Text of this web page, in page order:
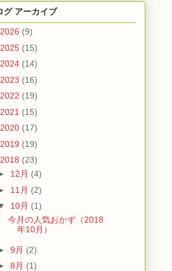
グ アーカイブ
2026 (9)
2025 (15)
2024 (14)
2023 (16)
2022 (19)
2021 (15)
2020 (17)
2019 (19)
2018 (23)
12月 (4)
11月 (2)
10月 (1)
今月の人気おかず（2018
年10月）
9月 (2)
8月 (1)